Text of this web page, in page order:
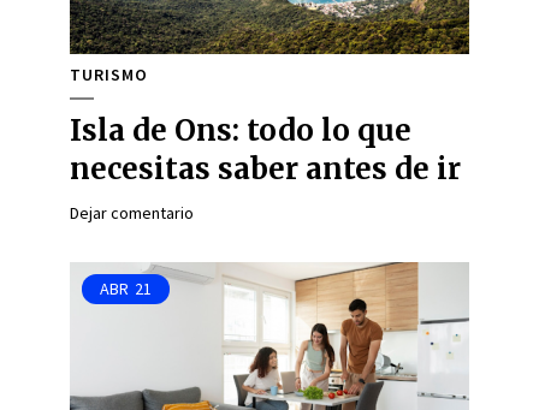
TURISMO
Isla de Ons: todo lo que
necesitas saber antes de ir
Dejar comentario
ABR 21